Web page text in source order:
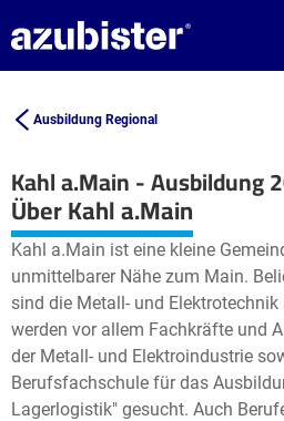
Ausbildung Regional
Kahl a.Main - Ausbildung
+
−
Über Kahl a.Main
Kahl a.Main ist eine kleine
unmittelbarer Nähe zum Main.
sind die Metall- und
werden vor allem Fachkräfte und
der Metall- und Elektroindustrie
Berufsfachschule für das
Lagerlogistik" gesucht. Auch